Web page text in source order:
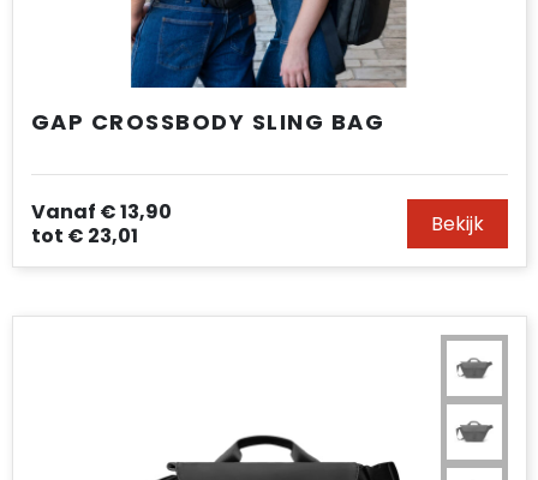
GAP CROSSBODY SLING BAG
Vanaf € 13,90
tot € 23,01 Bekijk